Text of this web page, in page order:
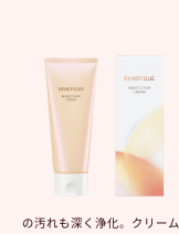
の汚れも深く浄化。 クリー